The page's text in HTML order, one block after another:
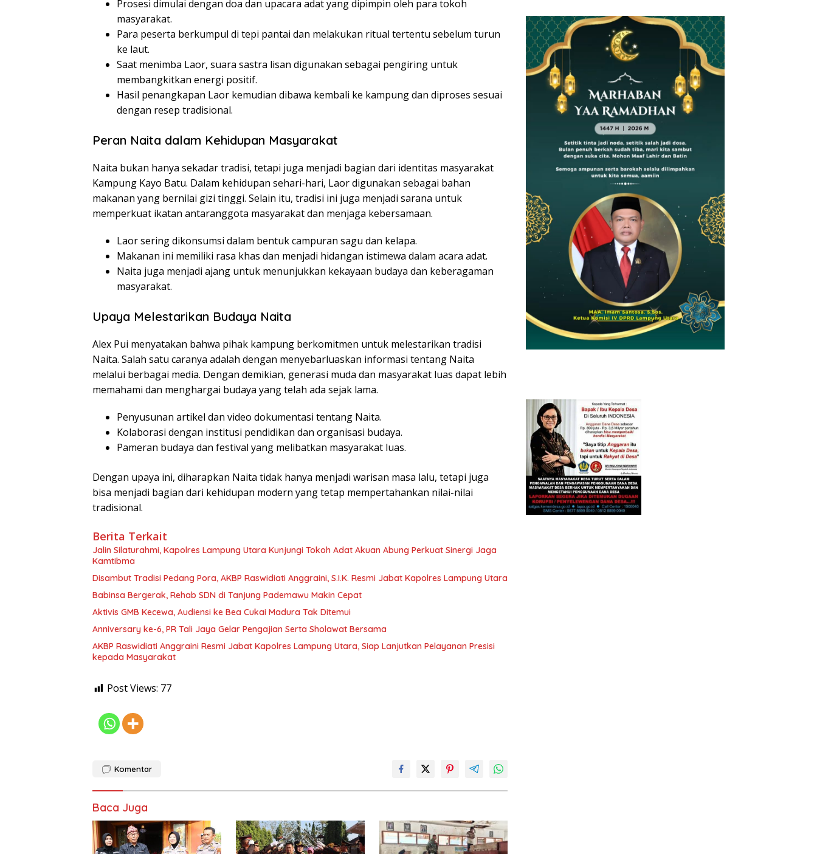
Prosesi dimulai dengan doa dan upacara adat yang dipimpin oleh para tokoh
masyarakat.
Para peserta berkumpul di tepi pantai dan melakukan ritual tertentu sebelum turun
ke laut.
Saat menimba Laor, suara sastra lisan digunakan sebagai pengiring untuk
membangkitkan energi positif.
Hasil penangkapan Laor kemudian dibawa kembali ke kampung dan diproses sesuai
dengan resep tradisional.
Peran Naita dalam Kehidupan Masyarakat
Naita bukan hanya sekadar tradisi, tetapi juga menjadi bagian dari identitas masyarakat
Kampung Kayo Batu. Dalam kehidupan sehari-hari, Laor digunakan sebagai bahan
makanan yang bernilai gizi tinggi. Selain itu, tradisi ini juga menjadi sarana untuk
memperkuat ikatan antaranggota masyarakat dan menjaga kebersamaan.
Laor sering dikonsumsi dalam bentuk campuran sagu dan kelapa.
Makanan ini memiliki rasa khas dan menjadi hidangan istimewa dalam acara adat.
Naita juga menjadi ajang untuk menunjukkan kekayaan budaya dan keberagaman
masyarakat.
Upaya Melestarikan Budaya Naita
Alex Pui menyatakan bahwa pihak kampung berkomitmen untuk melestarikan tradisi
Naita. Salah satu caranya adalah dengan menyebarluaskan informasi tentang Naita
melalui berbagai media. Dengan demikian, generasi muda dan masyarakat luas dapat lebih
memahami dan menghargai budaya yang telah ada sejak lama.
Penyusunan artikel dan video dokumentasi tentang Naita.
Kolaborasi dengan institusi pendidikan dan organisasi budaya.
Pameran budaya dan festival yang melibatkan masyarakat luas.
Dengan upaya ini, diharapkan Naita tidak hanya menjadi warisan masa lalu, tetapi juga
bisa menjadi bagian dari kehidupan modern yang tetap mempertahankan nilai-nilai
tradisional.
Berita Terkait
Jalin Silaturahmi, Kapolres Lampung Utara Kunjungi Tokoh Adat Akuan Abung Perkuat Sinergi Jaga
Kamtibma
Disambut Tradisi Pedang Pora, AKBP Raswidiati Anggraini, S.I.K. Resmi Jabat Kapolres Lampung Utara
Babinsa Bergerak, Rehab SDN di Tanjung Pademawu Makin Cepat
Aktivis GMB Kecewa, Audiensi ke Bea Cukai Madura Tak Ditemui
Anniversary ke-6, PR Tali Jaya Gelar Pengajian Serta Sholawat Bersama
AKBP Raswidiati Anggraini Resmi Jabat Kapolres Lampung Utara, Siap Lanjutkan Pelayanan Presisi
kepada Masyarakat
Post Views: 77
Komentar
Baca Juga